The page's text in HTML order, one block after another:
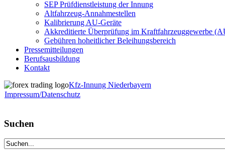
SEP Prüfdienstleistung der Innung
Altfahrzeug-Annahmestellen
Kalibrierung AU-Geräte
Akkreditierte Überprüfung im Kraftfahrzeuggewerbe
Gebühren hoheitlicher Beleihungsbereich
Pressemitteilungen
Berufsausbildung
Kontakt
Kfz-Innung Niederbayern
Impressum/Datenschutz
Suchen